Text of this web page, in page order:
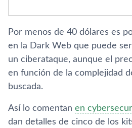
Por menos de 40 dólares es
en la Dark Web que puede
un ciberataque, aunque el
en función de la complejidad
buscada.
Así­ lo comentan en
dan detalles de cinco de los